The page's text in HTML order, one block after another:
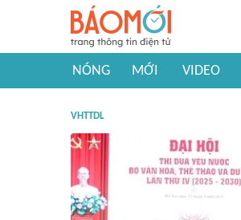
NÓNG MỚI VIDEO
VHTTDL